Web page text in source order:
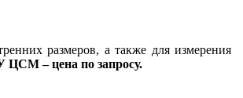
размеров, а также для измерения
ЦСМ – цена по запросу.